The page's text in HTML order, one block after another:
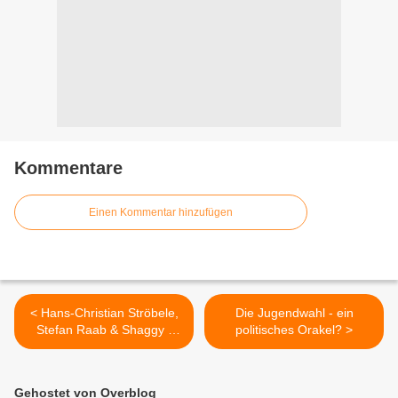
Kommentare
Einen Kommentar hinzufügen
< Hans-Christian Ströbele,
Stefan Raab & Shaggy -
Gebt das Hanf frei!
Die Jugendwahl - ein
politisches Orakel? >
Gehostet von Overblog